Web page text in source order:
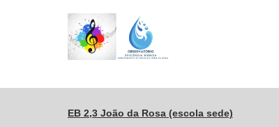
EB 2,3 João da Rosa (escola sede)